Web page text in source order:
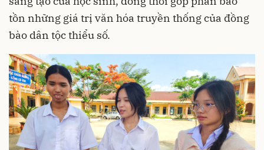
tồn những giá trị văn hóa truyền thống của đồng
bào dân tộc thiểu số.